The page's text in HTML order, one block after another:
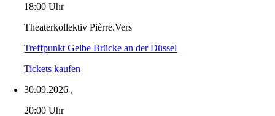
18:00 Uhr
Theaterkollektiv Pièrre.Vers
Treffpunkt Gelbe Brücke an der Düssel
Tickets kaufen
30.09.2026 ,
20:00 Uhr